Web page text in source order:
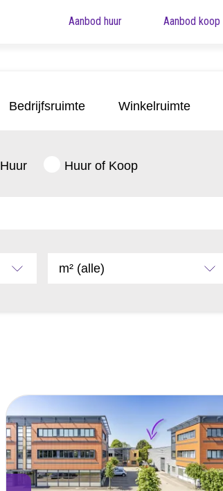
Aanbod huur Aanbod koop
Bedrijfsruimte Winkelruimte
Huur Huur of Koop
m² (alle)